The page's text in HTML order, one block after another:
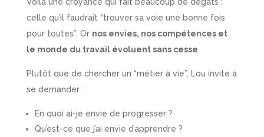
celle qu’il faudrait “trouver sa voie une bonne fois
pour toutes”. Or nos envies, nos compétences et
le monde du travail évoluent sans cesse
Plutôt que de chercher un “métier à vie”, Lou invite à
se demander :
En quoi ai-je envie de progresser ?
Qu’est-ce que j’ai envie d’apprendre ?